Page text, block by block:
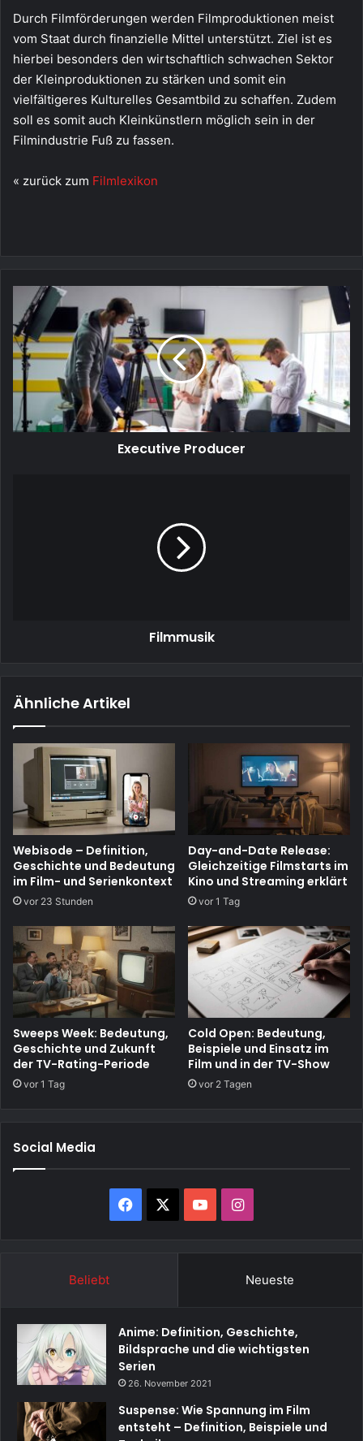
Durch Filmförderungen werden Filmproduktionen meist
vom Staat durch finanzielle Mittel unterstützt. Ziel ist es
hierbei besonders den wirtschaftlich schwachen Sektor
der Kleinproduktionen zu stärken und somit ein
vielfältigeres Kulturelles Gesamtbild zu schaffen. Zudem
soll es somit auch Kleinkünstlern möglich sein in der
Filmindustrie Fuß zu fassen.
« zurück zum Filmlexikon
Executive
Producer
Executive Producer
Filmmusik
Ähnliche Artikel
Webisode – Definition,
Geschichte und Bedeutung
im Film- und Serienkontext
vor 23 Stunden
Day-and-Date Release:
Gleichzeitige Filmstarts im
Kino und Streaming erklärt
vor 1 Tag
Sweeps Week: Bedeutung,
Geschichte und Zukunft
der TV-Rating-Periode
vor 1 Tag
Cold Open: Bedeutung,
Beispiele und Einsatz im
Film und in der TV-Show
vor 2 Tagen
Social Media
Facebook YouTubeInstagram
Beliebt Neueste
Anime: Definition, Geschichte,
Bildsprache und die wichtigsten
Serien
26. November 2021
Suspense: Wie Spannung im Film
entsteht – Definition, Beispiele und